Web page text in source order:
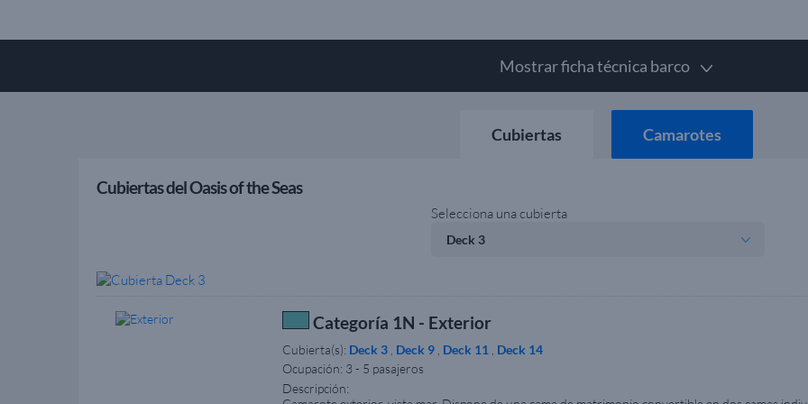
Mostrar ficha técnica barco
Cubiertas Camarotes
Cubiertas del Oasis of the Seas
Selecciona una cubierta
Categoría 1N - Exterior
Cubierta(s): Deck 3 Deck 9 Deck 11
Deck 14
Ocupación: 3 - 5 pasajeros
Descripción: